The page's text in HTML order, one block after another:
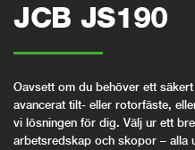
JCB JS190
Oavsett om du behöver ett
avancerat tilt- eller rotorfäste,
vi lösningen för dig. Välj ur ett
arbetsredskap och skopor – alla